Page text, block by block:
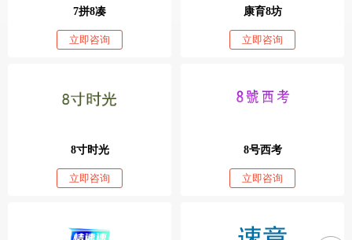
7拼8凑
立即咨询
康育8坊
立即咨询
8寸时光
立即咨询
8号西考
立即咨询